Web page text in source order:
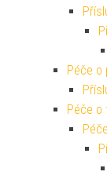
Péče o
Péče o